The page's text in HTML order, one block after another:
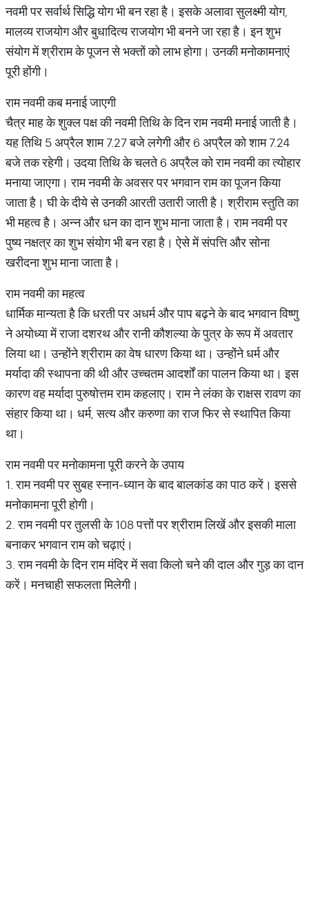
नवमी पर सर्वार्थ सिद्धि योग भी बन रहा है। इसके अलावा सुलक्ष्मी योग,
मालव्य राजयोग और बुधादित्य राजयोग भी बनने जा रहा है। इन शुभ
संयोग में श्रीराम के पूजन से भक्तों को लाभ होगा। उनकी मनोकामनाएं
पूरी होंगी।
राम नवमी कब मनाई जाएगी
चैत्र माह के शुक्ल पक्ष की नवमी तिथि के दिन राम नवमी मनाई जाती है।
यह तिथि 5 अप्रैल शाम 7.27 बजे लगेगी और 6 अप्रैल को शाम 7.24
बजे तक रहेगी। उदया तिथि के चलते 6 अप्रैल को राम नवमी का त्योहार
मनाया जाएगा। राम नवमी के अवसर पर भगवान राम का पूजन किया
जाता है। घी के दीये से उनकी आरती उतारी जाती है। श्रीराम स्तुति का
भी महत्व है। अन्न और धन का दान शुभ माना जाता है। राम नवमी पर
पुष्य नक्षत्र का शुभ संयोग भी बन रहा है। ऐसे में संपत्ति और सोना
खरीदना शुभ माना जाता है।
राम नवमी का महत्व
धार्मिक मान्यता है कि धरती पर अधर्म और पाप बढ़ने के बाद भगवान विष्णु
ने अयोध्या में राजा दशरथ और रानी कौशल्या के पुत्र के रूप में अवतार
लिया था। उन्होंने श्रीराम का वेष धारण किया था। उन्होंने धर्म और
मर्यादा की स्थापना की थी और उच्चतम आदर्शों का पालन किया था। इस
कारण वह मर्यादा पुरुषोत्तम राम कहलाए। राम ने लंका के राक्षस रावण का
संहार किया था। धर्म, सत्य और करुणा का राज फिर से स्थापित किया
था।
राम नवमी पर मनोकामना पूरी करने के उपाय
1. राम नवमी पर सुबह स्नान-ध्यान के बाद बालकांड का पाठ करें। इससे
मनोकामना पूरी होगी।
2. राम नवमी पर तुलसी के 108 पत्तों पर श्रीराम लिखें और इसकी माला
बनाकर भगवान राम को चढ़ाएं।
3. राम नवमी के दिन राम मंदिर में सवा किलो चने की दाल और गुड़ का दान
करें। मनचाही सफलता मिलेगी।